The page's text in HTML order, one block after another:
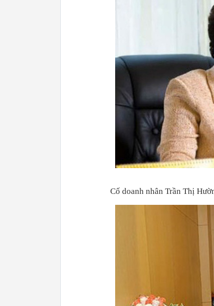
Cố doanh nhân Trần Thị